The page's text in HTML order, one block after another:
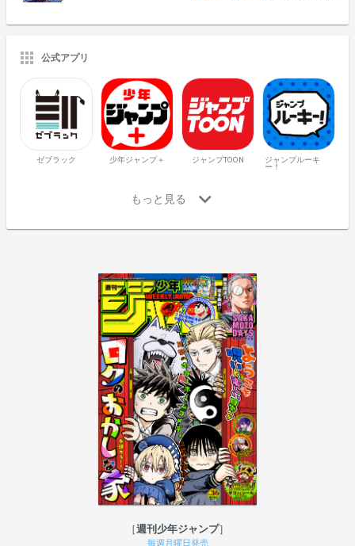
公式アプリ
ゼブラック 少年ジャンプ＋ ジャンプTOON
ジャンプルーキ
ー！
週刊少年ジャンプ
毎週月曜日発売